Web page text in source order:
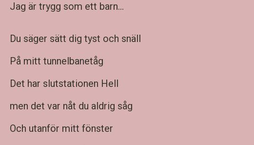
Jag är trygg som ett barn...
Du säger sätt dig tyst och snäll
På mitt tunnelbanetåg
Det har slutstationen Hell
men det var nåt du aldrig såg
Och utanför mitt fönster